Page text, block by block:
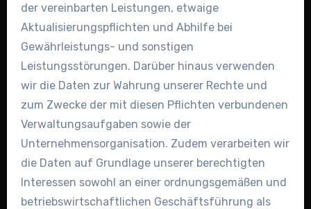
der vereinbarten Leistungen, etwaige
Aktualisierungspflichten und Abhilfe bei
Gewährleistungs- und sonstigen
Leistungsstörungen. Darüber hinaus verwenden
wir die Daten zur Wahrung unserer Rechte und
zum Zwecke der mit diesen Pflichten verbundenen
Verwaltungsaufgaben sowie der
Unternehmensorganisation. Zudem verarbeiten wir
die Daten auf Grundlage unserer berechtigten
Interessen sowohl an einer ordnungsgemäßen und
betriebswirtschaftlichen Geschäftsführung als